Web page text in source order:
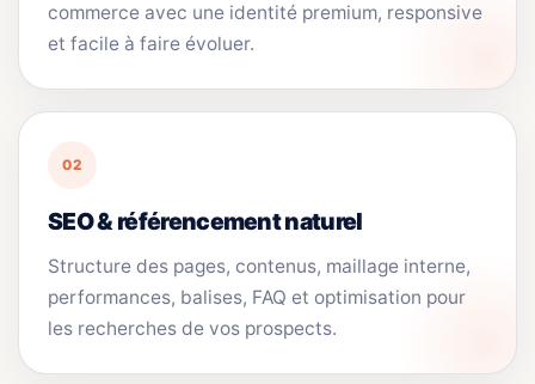
commerce avec une identité premium, responsive
et facile à faire évoluer.
02
SEO & référencement naturel
Structure des pages, contenus, maillage interne,
performances, balises, FAQ et optimisation pour
les recherches de vos prospects.